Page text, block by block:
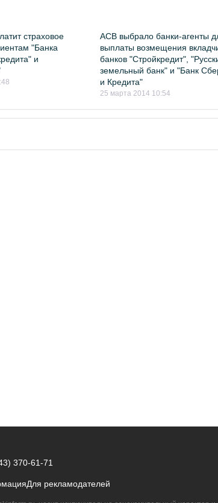
страховое
"Банка
и
АСВ выбрало банки-агенты
выплаты возмещения
банков "Стройкредит",
земельный банк" и "Банк
и Кредита"
25 марта 2014 10:54
370-61-71
Для рекламодателей